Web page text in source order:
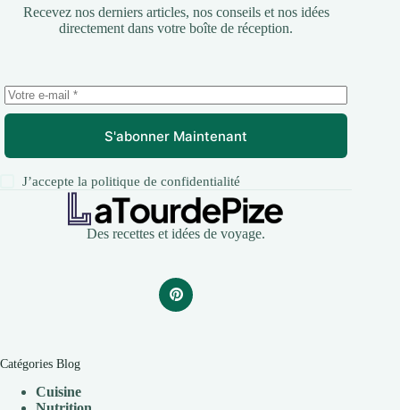
Recevez nos derniers articles, nos conseils et nos idées
directement dans votre boîte de réception.
S'abonner Maintenant
J’accepte lapolitique de confidentialité
Des recettes et idées de voyage.
Catégories Blog
Cuisine